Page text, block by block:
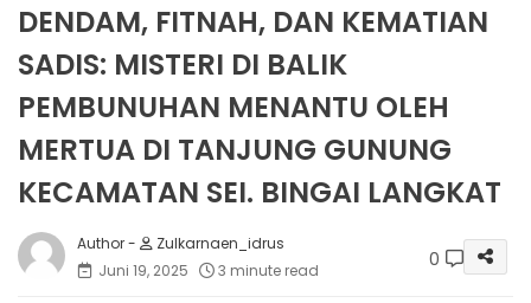
DENDAM, FITNAH, DAN KEMATIAN
SADIS: MISTERI DI BALIK
PEMBUNUHAN MENANTU OLEH
MERTUA DI TANJUNG GUNUNG
KECAMATAN SEI. BINGAI LANGKAT
Zulkarnaen_idrus
Juni 19, 2025
3 minute read 0